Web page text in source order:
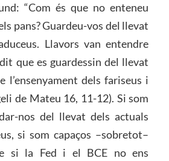
“Com és que no enteneu
pans? Guardeu-vos del llevat
Llavors van entendre
que es guardessin del llevat
l’ensenyament dels fariseus i
de Mateu 16, 11-12). Si som
nos del llevat dels actuals
si som capaços –sobretot–
si la Fed i el BCE no ens